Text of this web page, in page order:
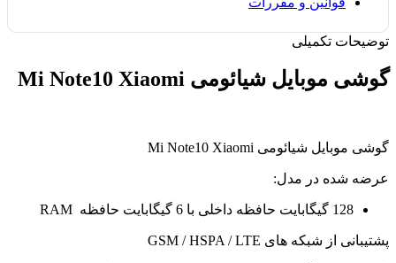
توضیحات تکمیلی
گوشی موبایل شیائومی Mi Note10 Xiaomi
گوشی موبایل شیائومی Mi Note10 Xiaomi
عرضه شده در مدل:
128 گیگابایت حافظه داخلی با 6 گیگابایت حافظه RAM
پشتیبانی از شبکه های GSM / HSPA / LTE